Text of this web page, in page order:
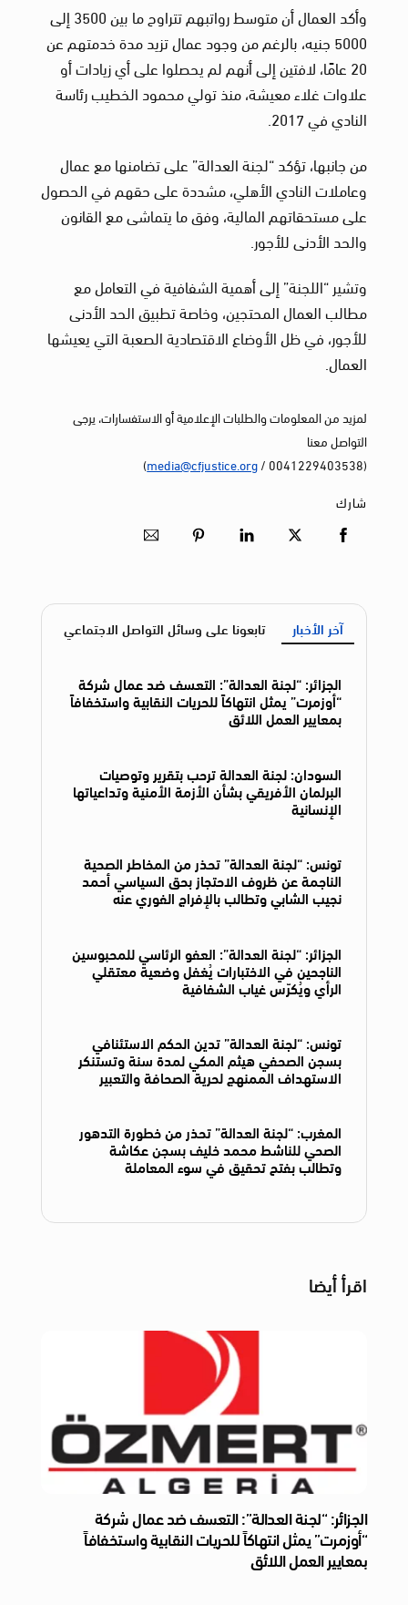
وأكد العمال أن متوسط رواتبهم تتراوح ما بين 3500 إلى
5000 جنيه، بالرغم من وجود عمال تزيد مدة خدمتهم عن
20 عامًا، لافتين إلى أنهم لم يحصلوا على أي زيادات أو
علاوات غلاء معيشة، منذ تولي محمود الخطيب رئاسة
النادي في 2017.
من جانبها، تؤكد “لجنة العدالة” على تضامنها مع عمال
وعاملات النادي الأهلي، مشددة على حقهم في الحصول
على مستحقاتهم المالية، وفق ما يتماشى مع القانون
والحد الأدنى للأجور.
وتشير “اللجنة” إلى أهمية الشفافية في التعامل مع
مطالب العمال المحتجين، وخاصة تطبيق الحد الأدنى
للأجور، في ظل الأوضاع الاقتصادية الصعبة التي يعيشها
العمال.
لمزيد من المعلومات والطلبات الإعلامية أو الاستفسارات، يرجى
التواصل معنا
(0041229403538 /
media@cfjustice.org
)
شارك
آخر الأخبار تابعونا على وسائل التواصل الاجتماعي
الجزائر: “لجنة العدالة”: التعسف ضد عمال شركة
“أوزمرت” يمثل انتهاكاً للحريات النقابية واستخفافاً
بمعايير العمل اللائق
السودان: لجنة العدالة ترحب بتقرير وتوصيات
البرلمان الأفريقي بشأن الأزمة الأمنية وتداعياتها
الإنسانية
تونس: “لجنة العدالة” تحذر من المخاطر الصحية
الناجمة عن ظروف الاحتجاز بحق السياسي أحمد
نجيب الشابي وتطالب بالإفراج الفوري عنه
الجزائر: “لجنة العدالة”: العفو الرئاسي للمحبوسين
الناجحين في الاختبارات يُغفل وضعية معتقلي
الرأي ويُكرّس غياب الشفافية
تونس: “لجنة العدالة” تدين الحكم الاستئنافي
بسجن الصحفي هيثم المكي لمدة سنة وتستنكر
الاستهداف الممنهج لحرية الصحافة والتعبير
المغرب: “لجنة العدالة” تحذر من خطورة التدهور
الصحي للناشط محمد خليف بسجن عكاشة
وتطالب بفتح تحقيق في سوء المعاملة
اقرأ أيضا
الجزائر: “لجنة العدالة”: التعسف ضد عمال شركة
“أوزمرت” يمثل انتهاكاً للحريات النقابية واستخفافاً
بمعايير العمل اللائق